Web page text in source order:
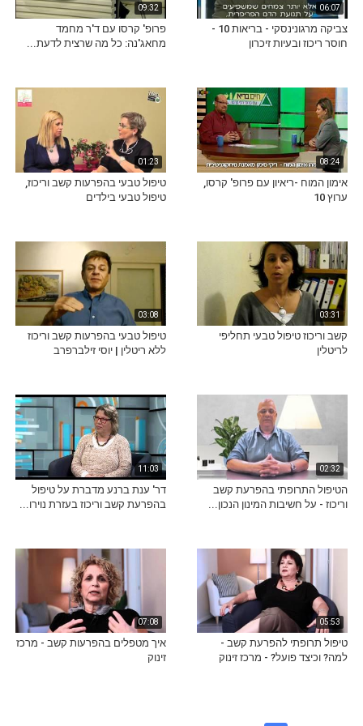
06:07
צביקה מרגונינסקי - בריאות 10 -
חוסר ריכוז ובעיות זיכרון
09:32
פרופ' קרסו עם ד'ר מחמד
מחאג'נה: כל מה שרצית לדעת...
08:24
אימון המוח -ריאיון עם פרופ' קרסו,
ערוץ 10
01:23
טיפול טבעי בהפרעות קשב וריכוז,
טיפול טבעי בילדים
03:31
קשב וריכוז טיפול טבעי תחליפי
לריטלין
03:08
טיפול טבעי בהפרעות קשב וריכוז
ללא ריטלין | יוסי זילברפרב
02:32
הטיפול התרופתי בהפרעת קשב
וריכוז - על חשיבות המינון הנכון...
11:03
דר' ענת ברנע מדברת על טיפול
בהפרעת קשב וריכוז בעזרת נוירו...
05:53
טיפול תרופתי להפרעת קשב -
למה? וכיצד פועל? - מרכז זינוק
07:08
איך מטפלים בהפרעות קשב - מרכז
זינוק